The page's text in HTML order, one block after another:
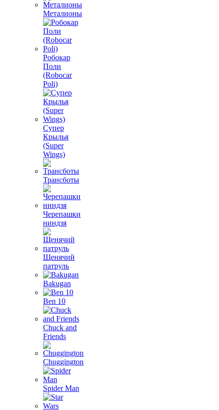
Металионы
Робокар
Поли
(Robocar
Poli)
Супер
Крылья
(Super
Wings)
Трансботы
Черепашки
ниндзя
Щенячий
патруль
Bakugan
Ben 10
Chuck and
Friends
Chuggington
Spider Man